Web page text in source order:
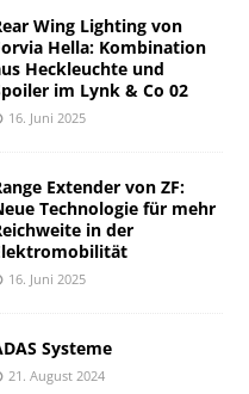
Wing Lighting von
Hella: Kombination
Heckleuchte und
im Lynk & Co 02
16. Juni 2025
Extender von ZF:
Technologie für mehr
in der
16. Juni 2025
Systeme
21. August 2024